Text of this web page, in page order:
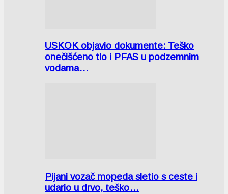
USKOK objavio dokumente: Teško
onečišćeno tlo i PFAS u podzemnim
vodama…
Pijani vozač mopeda sletio s ceste i
udario u drvo, teško…